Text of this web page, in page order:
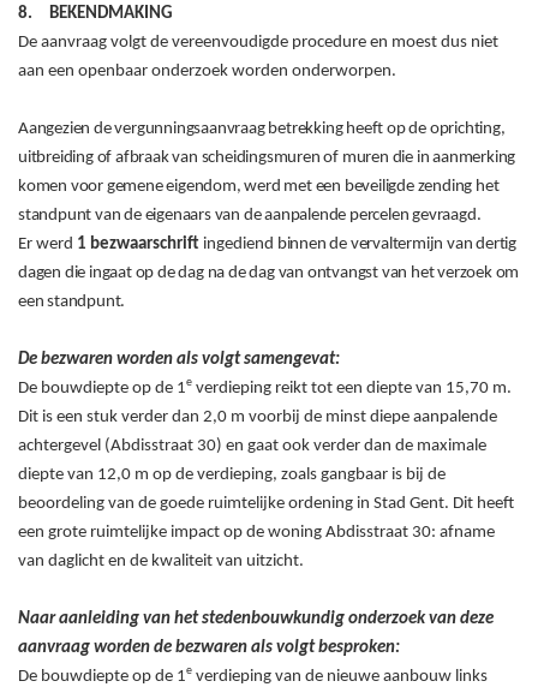
8.
BEKENDMAKING
De aanvraag volgt de vereenvoudigde procedure en moest dus niet
aan een openbaar onderzoek worden onderworpen.
Aangezien de vergunningsaanvraag betrekking heeft op de oprichting,
uitbreiding of afbraak van scheidingsmuren of muren die in aanmerking
komen voor gemene eigendom, werd met een beveiligde zending het
standpunt van de eigenaars van de aanpalende percelen gevraagd.
Erwerd 1 bezwaarschriftingediend binnen de vervaltermijn van dertig
dagen die ingaat op de dag na de dag van ontvangst van het verzoek om
een standpunt.
De bezwaren worden als volgt samengevat:
De bouwdiepte op de 1e verdieping reikt tot een diepte van 15,70 m.
Dit is een stuk verder dan 2,0 m voorbij de minst diepe aanpalende
achtergevel (Abdisstraat 30) en gaat ook verder dan de maximale
diepte van 12,0 m op de verdieping, zoals gangbaar is bij de
beoordeling van de goede ruimtelijke ordening in Stad Gent. Dit heeft
een grote ruimtelijke impact op de woning Abdisstraat 30: afname
van daglicht en de kwaliteit van uitzicht.
Naar aanleiding van het stedenbouwkundig onderzoek van deze
aanvraag worden de bezwaren als volgt besproken:
De bouwdiepte op de 1e verdieping van de nieuwe aanbouw links